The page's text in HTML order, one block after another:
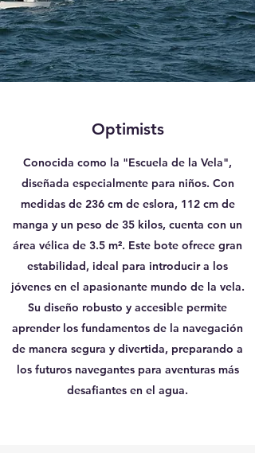
Optimists
Conocida como la "Escuela de la Vela",
diseñada especialmente para niños. Con
medidas de 236 cm de eslora, 112 cm de
manga y un peso de 35 kilos, cuenta con un
área vélica de 3.5 m². Este bote ofrece gran
estabilidad, ideal para introducir a los
jóvenes en el apasionante mundo de la vela.
Su diseño robusto y accesible permite
aprender los fundamentos de la navegación
de manera segura y divertida, preparando a
los futuros navegantes para aventuras más
desafiantes en el agua.